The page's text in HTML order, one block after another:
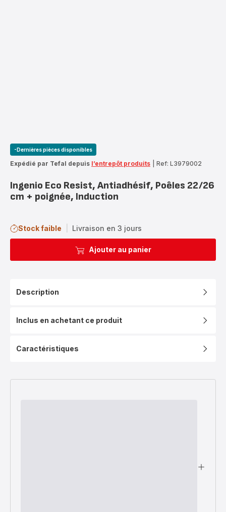
-Dernières pièces disponibles
Expédié par Tefal depuis l’entrepôt produits Ref: L3979002
Ingenio Eco Resist, Antiadhésif, Poêles 22/26
cm + poignée, Induction
Stock faible Livraison en 3 jours
Ajouter au panier
Description
Inclus en achetant ce produit
Caractéristiques